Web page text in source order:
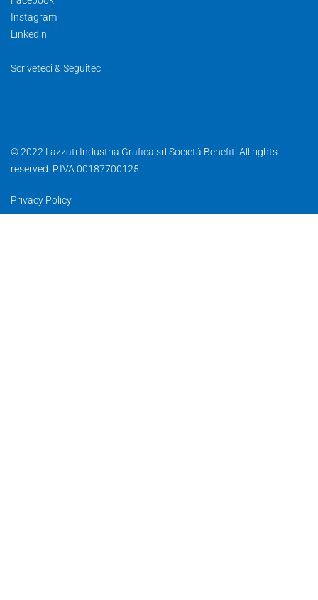
Instagram
Linkedin
Scriveteci & Seguiteci !
© 2022 Lazzati Industria Grafica srl Società Benefit. All rights
reserved. P.IVA 00187700125.
Privacy Policy